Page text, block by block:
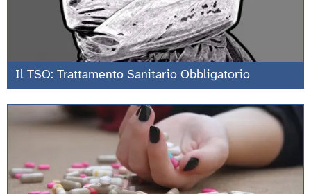
Il TSO: Trattamento Sanitario Obbligatorio